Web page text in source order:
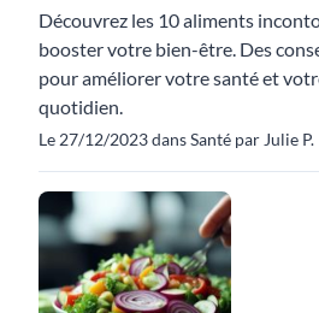
Découvrez les 10 aliments
booster votre bien-être. Des
pour améliorer votre santé et
quotidien.
Le 27/12/2023 dans Santé par Julie P.